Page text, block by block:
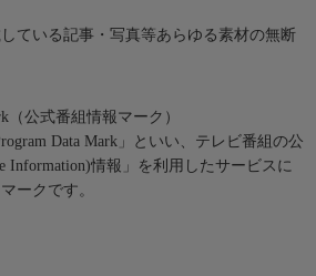
ている記事・写真等あらゆる素材の無断
（公式番組情報マーク）
Data Mark」といい、テレビ番組の公
Information)情報」を利用したサービスに
ークです。